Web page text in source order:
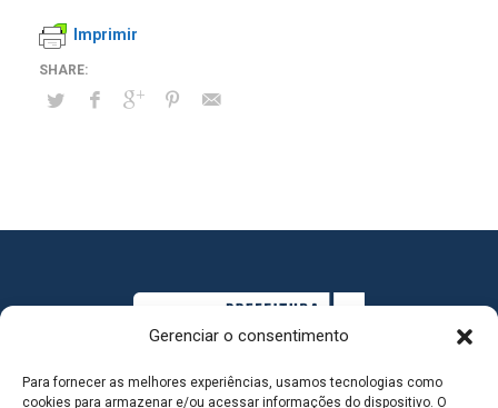
Gerenciar o consentimento
Para fornecer as melhores experiências, usamos tecnologias como
cookies para armazenar e/ou acessar informações do dispositivo. O
Imprimir